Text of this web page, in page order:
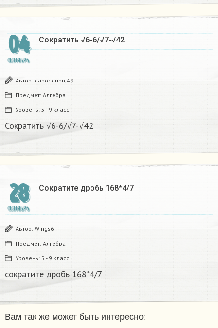
04
СЕНТЯБРЬ
Сократить √6-6/√7-√42
Автор: dapoddubnj49
Предмет: Алгебра
Уровень: 5 - 9 класс
Сократить √6-6/√7-√42
28
СЕНТЯБРЬ
Сократите дробь 168*4/7
Автор: Wings6
Предмет: Алгебра
Уровень: 5 - 9 класс
сократите дробь 168*4/7
Вам так же может быть интересно: